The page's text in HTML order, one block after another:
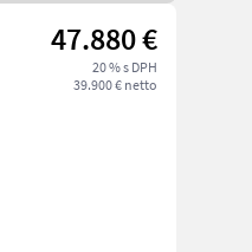
47.880 €
20 % s DPH
39.900 € netto